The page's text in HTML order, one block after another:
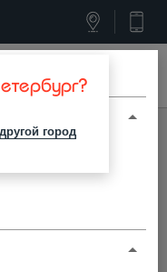
город
ИЗДЕЛИЯ